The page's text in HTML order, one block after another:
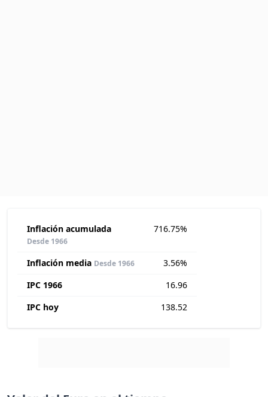
Inflación acumulada
Desde 1966
716.75%
Inflación media Desde 1966
3.56%
IPC 1966
16.96
IPC hoy
138.52